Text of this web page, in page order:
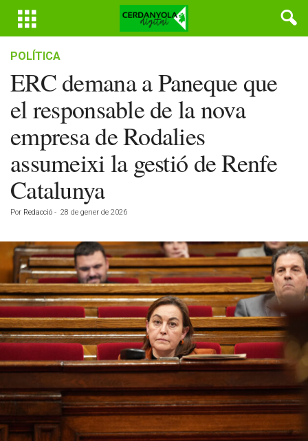
POLÍTICA
ERC demana a Paneque que
el responsable de la nova
empresa de Rodalies
assumeixi la gestió de Renfe
Catalunya
Por Redacció - 28 de gener de 2026